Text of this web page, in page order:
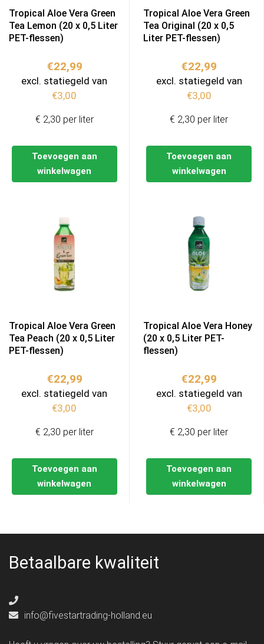
Tropical Aloe Vera Green
Tea Lemon (20 x 0,5 Liter
PET-flessen)
€22,99
excl. statiegeld van
€3,00
Toevoegen aan
winkelwagen
€ 2,30 per liter
Tropical Aloe Vera Green
Tea Original (20 x 0,5
Liter PET-flessen)
€22,99
excl. statiegeld van
€3,00
Toevoegen aan
winkelwagen
€ 2,30 per liter
Tropical Aloe Vera Green
Tea Peach (20 x 0,5 Liter
PET-flessen)
€22,99
excl. statiegeld van
€3,00
Toevoegen aan
winkelwagen
€ 2,30 per liter
Tropical Aloe Vera Honey
(20 x 0,5 Liter PET-
flessen)
€22,99
excl. statiegeld van
€3,00
Toevoegen aan
winkelwagen
€ 2,30 per liter
Betaalbare kwaliteit
info@fivestartrading-holland.eu